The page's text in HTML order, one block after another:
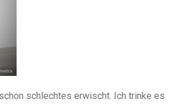
schlechtes erwischt. Ich trinke es